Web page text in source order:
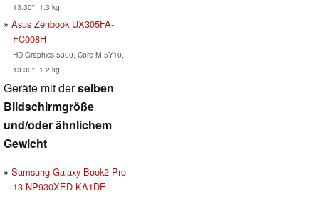
13.30", 1.3 kg
Asus Zenbook UX305FA-
FC008H
HD Graphics 5300, Core M 5Y10,
13.30", 1.2 kg
Geräte mit derselben
Bildschirmgröße
und/oder ähnlichem
Gewicht
Samsung Galaxy Book2 Pro
13 NP930XED-KA1DE